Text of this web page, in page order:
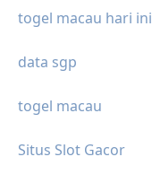
togel macau hari ini
data sgp
togel macau
Situs Slot Gacor